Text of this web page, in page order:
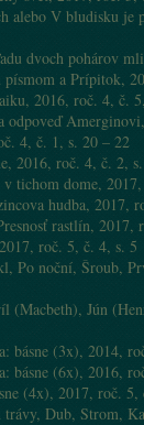
alebo V bludisku je
dvoch pohárov
a Prípitok,
2016, roč. 4, č.
odpoveď
4, č. 1, s. 20 – 22
2016, roč. 4, č. 2,
tichom dome,
hudba, 2017,
rastlín, 2017,
roč. 5, č. 4, s. 5
Po noční, Šroub,
Jún
básne (3x), 2014,
básne (6x), 2016,
(4x), 2017, roč. 5,
Dub, Strom,